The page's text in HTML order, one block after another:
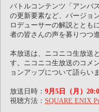
バトルコンテンツ「アンバ
の更新要素など、バージョ
ロデューサーの解説ととも
者の皆さんの声を募りつつ
本放送は、ニコニコ生放送
す。ニコニコ生放送のコメ
ョンアップについて語らい
放送日時： 9月5日（月）
視聴方法： SQUARE ENIX